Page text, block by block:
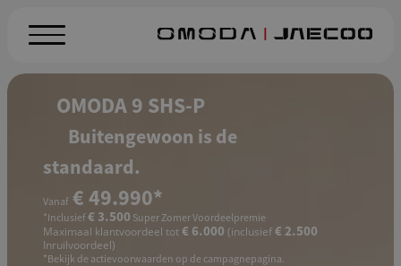
OMODA 9 SHS-P
Buitengewoon is de
standaard.
Vanaf € 49.990*
*Inclusief€ 3.500 Super Zomer Voordeelpremie
Maximaal klantvoordeel tot€ 6.000 (inclusief€ 2.500
Inruilvoordeel)
*Bekijk de actievoorwaarden op de campagnepagina.